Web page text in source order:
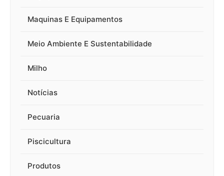
Maquinas E Equipamentos
Meio Ambiente E Sustentabilidade
Milho
Notícias
Pecuaria
Piscicultura
Produtos